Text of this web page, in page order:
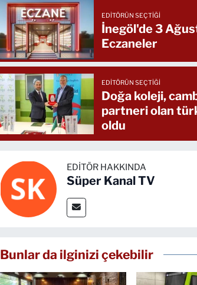
EDITÖRÜN SEÇTIĞI
İnegöl'de 3
Eczaneler
EDITÖRÜN SEÇTIĞI
Doğa koleji,
partneri olan
oldu
EDITÖR HAKKINDA
Süper Kanal TV
Bunlar da ilginizi çekebilir